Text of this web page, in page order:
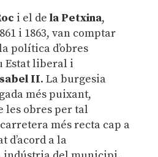
i el de la Petxina,
i 1863, van comptar
política d’obres
Estat liberal i
II. La burgesia
més puixant,
les obres per tal
més recta cap a
d’acord a la